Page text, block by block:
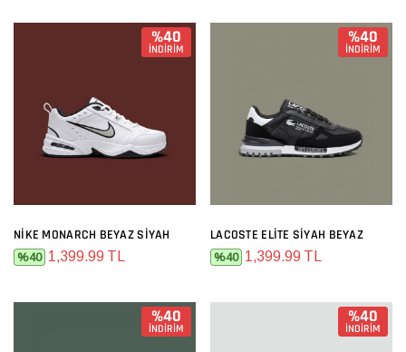
%40
İNDİRİM
NIKE MONARCH BEYAZ SIYAH
%40 1,399.99 TL
%40
İNDİRİM
LACOSTE ELITE SIYAH BEYAZ
%40 1,399.99 TL
%40
İNDİRİM
%40
İNDİRİM